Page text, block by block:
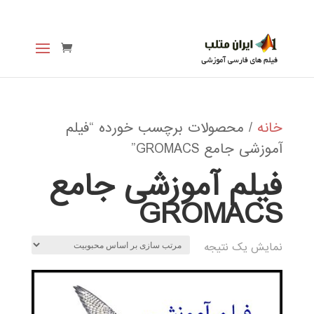
خانه / محصولات برچسب خورده “فیلم
آموزشی جامع GROMACS”
فیلم آموزشی جامع
GROMACS
نمایش یک نتیجه